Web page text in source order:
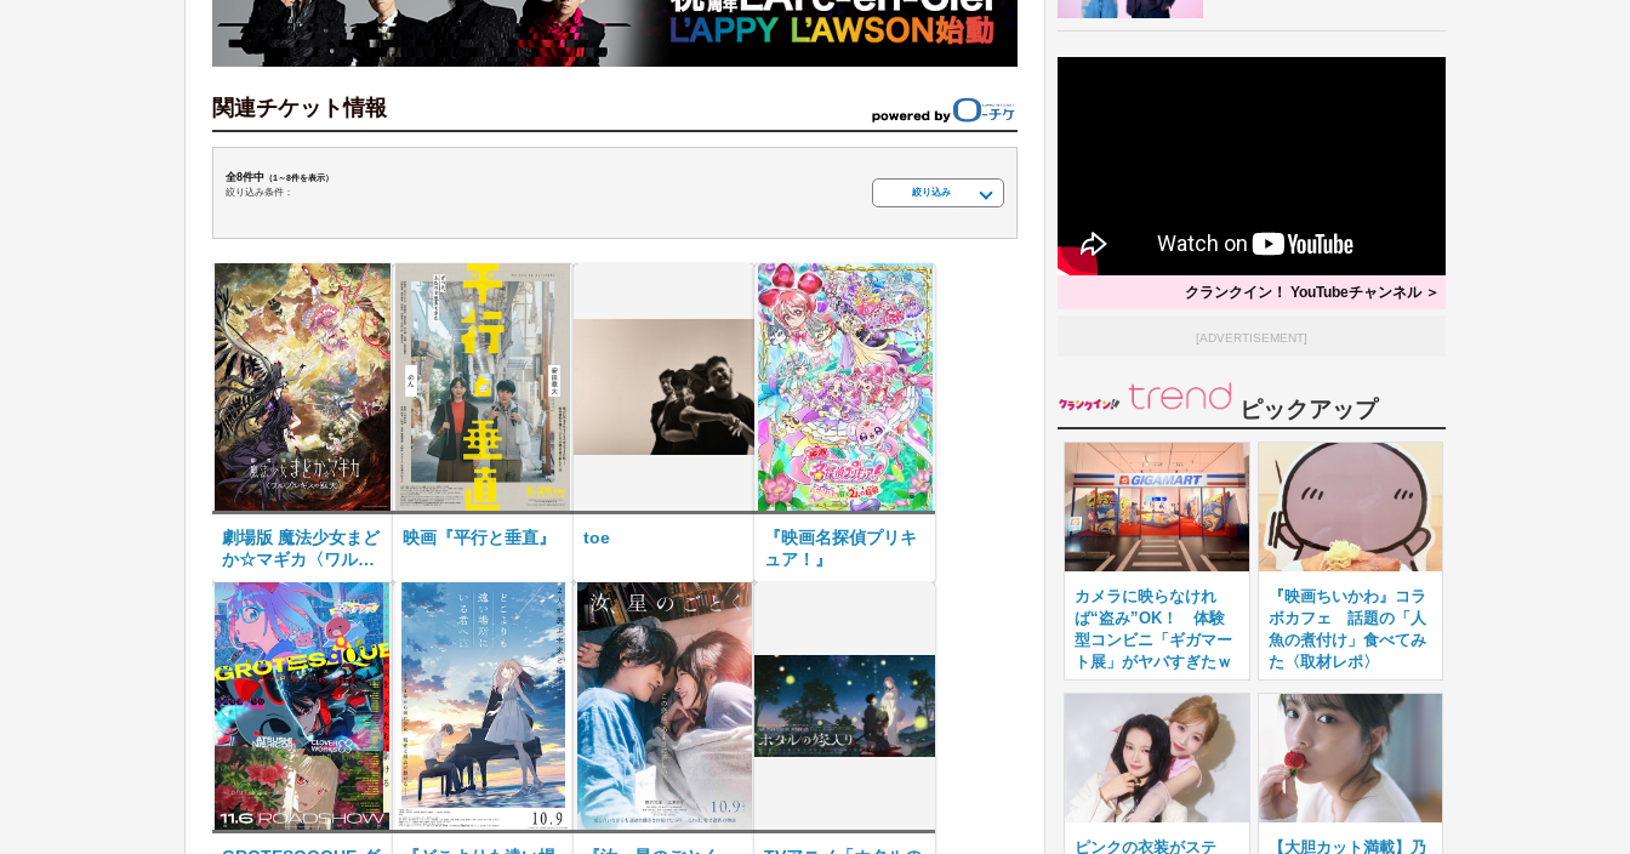
関連チケット情報
全8件中（1～8件を表示）
絞り込み条件： 絞り込み
劇場版 魔法少女まど
か☆マギカ〈ワルプ
ルギスの廻天〉
映画『平行と垂直』 toe
『映画名探偵プリキ
ュア！』
クランクイン！ YouTubeチャンネル ＞
[ADVERTISEMENT]
ピックアップ
カメラに映らなけれ
ば“盗み”OK！ 体験
型コンビニ「ギガマー
ト展」がヤバすぎたｗ
『映画ちいかわ』コラ
ボカフェ 話題の「人
魚の煮付け」食べてみ
た〈取材レポ〉
ピンクの衣装がステ 【大胆カット満載】乃